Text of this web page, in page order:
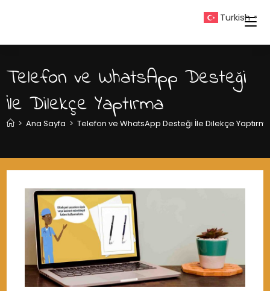
Telefon ve WhatsApp Desteği
İle Dilekçe Yaptırma
> Ana Sayfa > Telefon ve WhatsApp Desteği İle Dilekçe
Turkish ▼